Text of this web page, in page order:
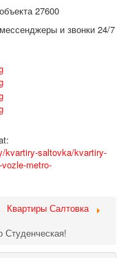
27600
и звонки 24/7
kvartiry-saltovka/kvartiry-
metro-
Квартиры Салтовка
Студенческая!